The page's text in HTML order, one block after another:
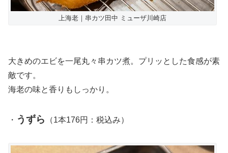
上海老｜串カツ田中 ミューザ川崎店
大きめのエビを一尾丸々串カツ煮。プリッとした食感が素
敵です。
海老の味と香りもしっかり。
・ うずら （1本176円：税込み）